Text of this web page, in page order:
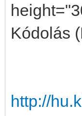
Kódolás
http://